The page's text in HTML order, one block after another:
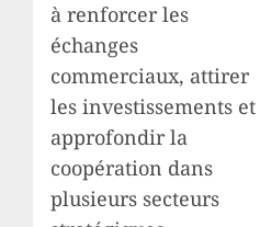
à renforcer les
échanges
commerciaux, attirer
les investissements et
approfondir la
coopération dans
plusieurs secteurs